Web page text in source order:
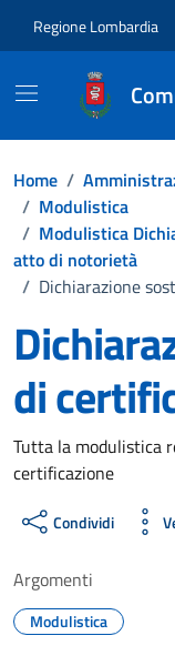
Regione Lombardia
Home /
/ Modulistica
/ Modulistica
atto di notorietà
/ Dichiarazione
di
Dettagli
Tutta la modulistica
certificazione
Condividi
Argomenti
Modulistica